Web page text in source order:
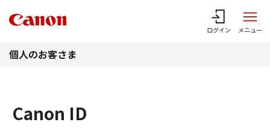
ログイン メニュー
個人のお客さま
Canon ID